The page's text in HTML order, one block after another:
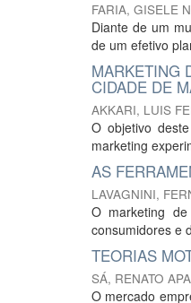
FARIA, GISELE
Diante de um
de um efetivo
MARKETING
CIDADE DE
AKKARI, LUIS
O objetivo
marketing
AS
LAVAGNINI,
O marketing
consumidores e
TEORIAS
SÁ, RENATO
O mercado